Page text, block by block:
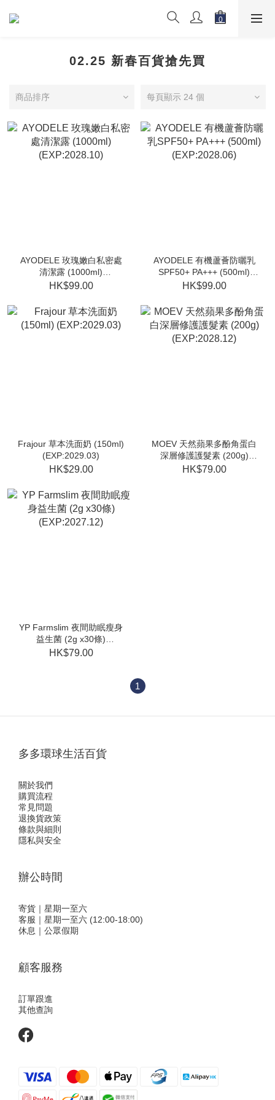
02.25 新春百貨搶先買
商品排序 每頁顯示 24 個
AYODELE 玫瑰嫩白私密處
清潔露 (1000ml)
(EXP:2028.10)
HK$99.00
AYODELE 有機蘆薈防曬乳
SPF50+ PA+++ (500ml)
(EXP:2028.06)
HK$99.00
Frajour 草本洗面奶 (150ml)
(EXP:2029.03)
HK$29.00
MOEV 天然蘋果多酚角蛋白
深層修護護髮素 (200g)
(EXP:2028.12)
HK$79.00
YP Farmslim 夜間助眠瘦身
益生菌 (2g x30條)
(EXP:2027.12)
HK$79.00
1
多多環球生活百貨
關於我們
購買流程
常見問題
退換貨政策
條款與細則
隱私與安全
辦公時間
寄貨｜星期一至六
客服｜星期一至六 (12:00-18:00)
休息｜公眾假期
顧客服務
訂單跟進
其他查詢